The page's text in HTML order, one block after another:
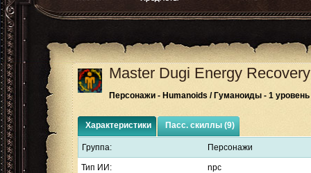
Master Dugi Energy
Персонажи - Humanoids / Гуманоиды - 1 уровень
Характеристики Пасс. скиллы (9)
Группа: Персонажи
Тип ИИ: npc